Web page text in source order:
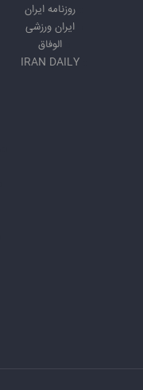
روزنامه ایران
ایران ورزشی
الوفاق
IRAN DAILY